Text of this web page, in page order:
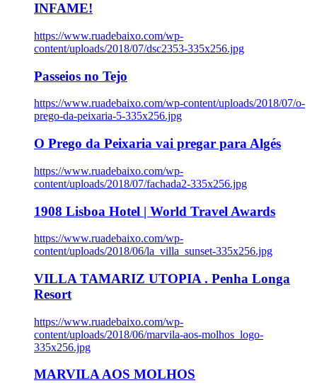
INFAME!
https://www.ruadebaixo.com/wp-
content/uploads/2018/07/dsc2353-335x256.jpg
Passeios no Tejo
https://www.ruadebaixo.com/wp-content/uploads/2018/07/o-
prego-da-peixaria-5-335x256.jpg
O Prego da Peixaria vai pregar para Algés
https://www.ruadebaixo.com/wp-
content/uploads/2018/07/fachada2-335x256.jpg
1908 Lisboa Hotel | World Travel Awards
https://www.ruadebaixo.com/wp-
content/uploads/2018/06/la_villa_sunset-335x256.jpg
VILLA TAMARIZ UTOPIA . Penha Longa
Resort
https://www.ruadebaixo.com/wp-
content/uploads/2018/06/marvila-aos-molhos_logo-
335x256.jpg
MARVILA AOS MOLHOS